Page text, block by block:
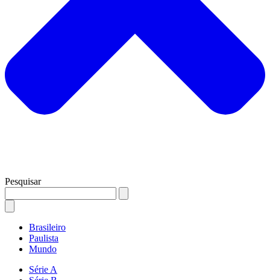
Pesquisar
Brasileiro
Paulista
Mundo
Série A